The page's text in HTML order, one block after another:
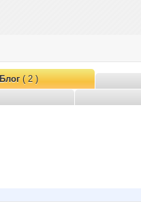
Блог( 2 )